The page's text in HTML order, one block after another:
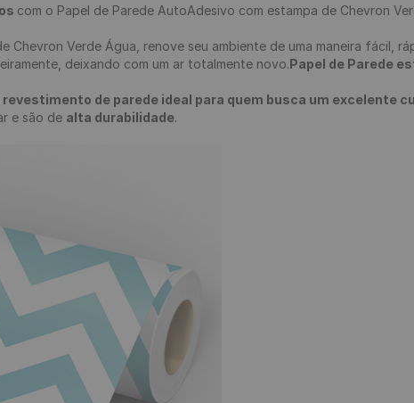
com o Papel de Parede AutoAdesivo com estampa de Chevron
deixando com um ar totalmente novo.Papel de Parede
revestimento de parede ideal para quem busca um excelente
e são de alta durabilidade